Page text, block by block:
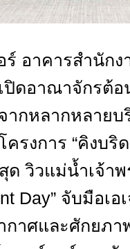
ร์ อาคารสำนัก
ปิดอาณาจักรต้
ากหลากหลาย
รงการ “คิงบริ
ด วิวแม่น้ำเจ้าพ
Day” จับมือเอ
กาศและศักยภ